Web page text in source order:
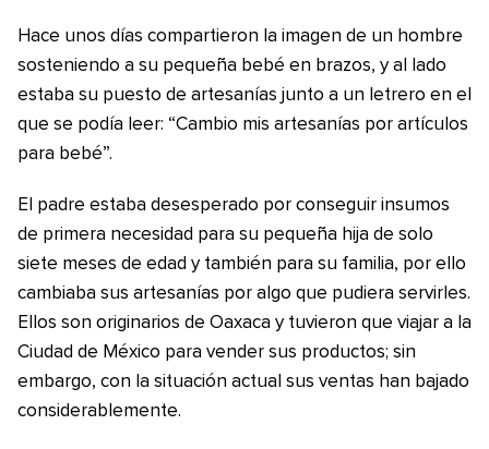
Hace unos días compartieron la imagen de un hombre
sosteniendo a su pequeña bebé en brazos, y al lado
estaba su puesto de artesanías junto a un letrero en el
que se podía leer: “Cambio mis artesanías por artículos
para bebé”.
El padre estaba desesperado por conseguir insumos
de primera necesidad para su pequeña hija de solo
siete meses de edad y también para su familia, por ello
cambiaba sus artesanías por algo que pudiera servirles.
Ellos son originarios de Oaxaca y tuvieron que viajar a la
Ciudad de México para vender sus productos; sin
embargo, con la situación actual sus ventas han bajado
considerablemente.